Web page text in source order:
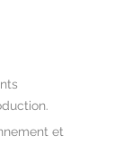
et